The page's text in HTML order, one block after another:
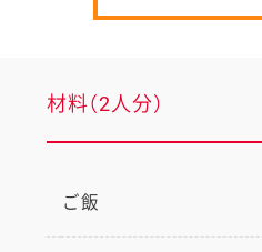
材料（2人分）
ご飯